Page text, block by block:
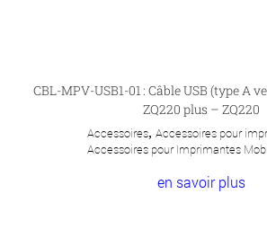
CBL-MPV-USB1-01 : Câble USB (type A
ZQ220 plus – ZQ220
Accessoires, Accessoires pour
Accessoires pour Imprimantes
en savoir plus